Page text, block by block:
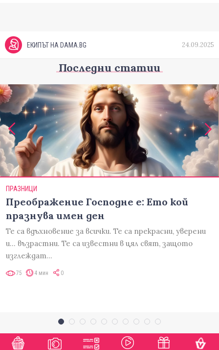
ЕКИПЪТ НА DAMA.BG 24.09.2025
Последни статии
ПРАЗНИЦИ
Преображение Господне е: Ето кой
празнува имен ден
Те са вдъхновение за всички. Те са прекрасни, уверени
и... възрастни. Те са известни в цял свят, защото
изглеждат…
75 4 мин 0